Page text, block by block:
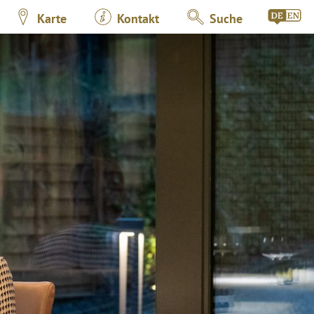
Karte Kontakt Suche